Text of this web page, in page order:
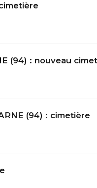
(94) : nouveau
(94) : cimetière